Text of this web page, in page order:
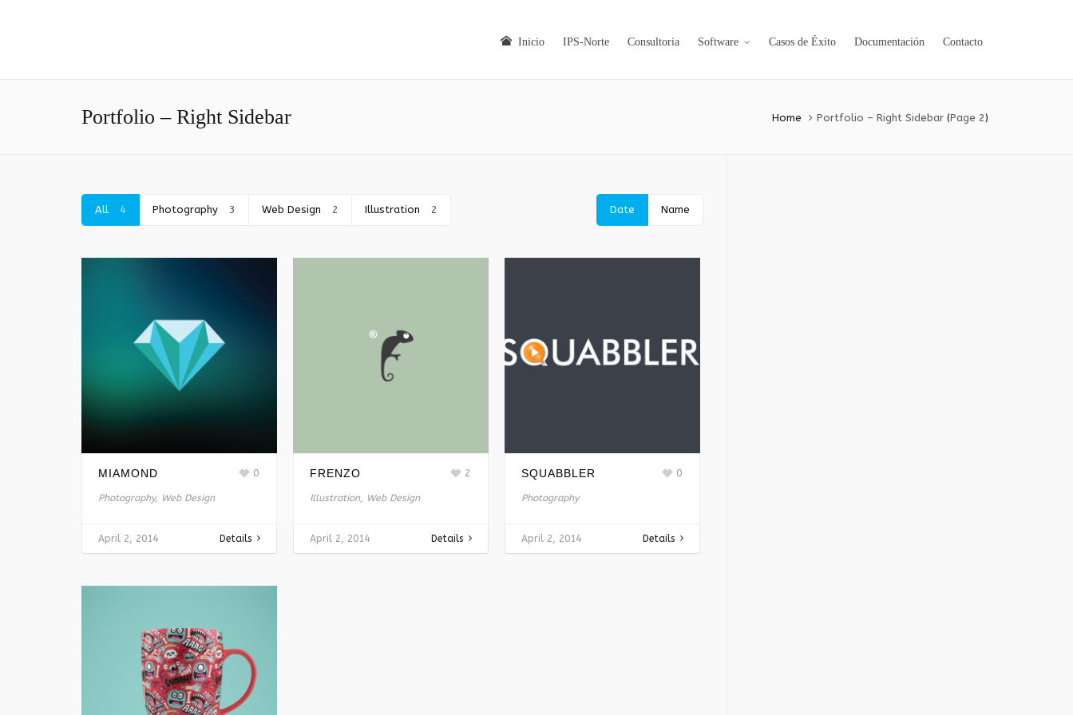
Inicio IPS-Norte Consultoria Software Casos de Éxito Documentación Contacto
Portfolio – Right Sidebar Home Portfolio – Right Sidebar (Page 2)
All 4 Photography 3 Web Design 2 Illustration 2 Date Name
MIAMOND
Photography, Web Design
0
April 2, 2014 Details
FRENZO
Illustration, Web Design
2
April 2, 2014 Details
SQUABBLER
Photography
0
April 2, 2014 Details